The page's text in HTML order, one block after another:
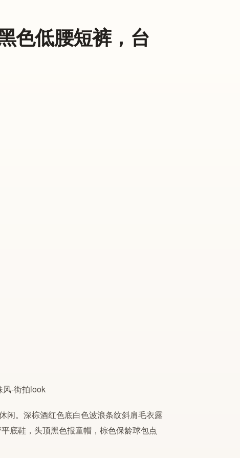
色低腰短裤，台
闲。深棕酒红色底白色波浪条纹斜肩毛衣露
底鞋，头顶黑色报童帽，棕色保龄球包点